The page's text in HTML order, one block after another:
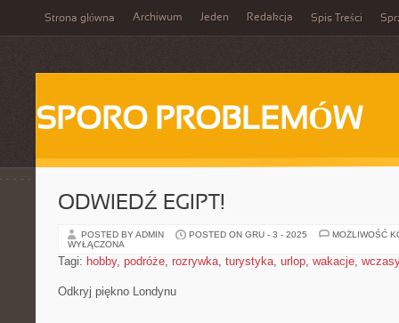
Strona główna Archiwum Jeden Redakcja Spis Treści
SPORO PROBLEMÓW
ODWIEDŹ EGIPT!
POSTED BY ADMIN POSTED ON GRU - 3 - 2025
MOŻLIWOŚĆ
WYŁĄCZONA
Tagi: hobby, podróże, rozrywka, turystyka, urlop, wakacje,
Odkryj piękno Londynu